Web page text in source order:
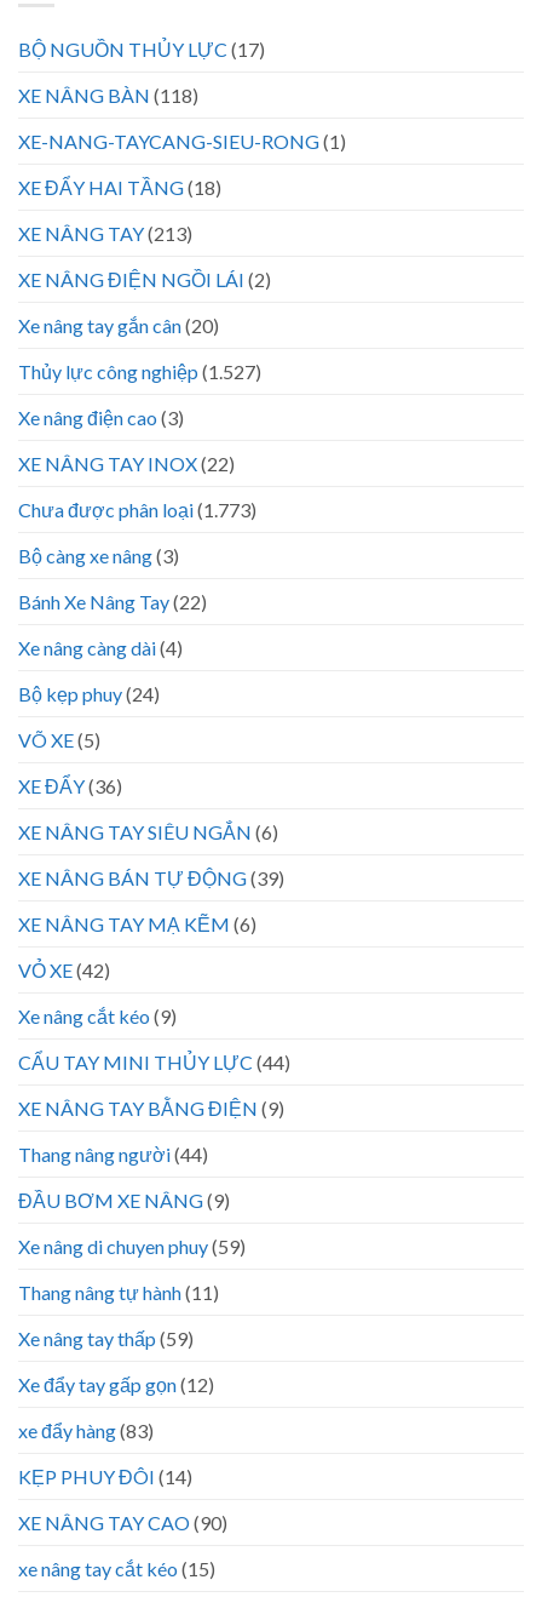
BỘ NGUỒN THỦY LỰC (17)
XE NÂNG BÀN (118)
XE-NANG-TAYCANG-SIEU-RONG(1)
XE ĐẨY HAI TẦNG(18)
XE NÂNG TAY(213)
XE NÂNG ĐIỆN NGỒI LÁI (2)
Xe nâng tay gắn cân(20)
Thủy lực công nghiệp (1.527)
Xe nâng điện cao (3)
XE NÂNG TAY INOX(22)
Chưa được phân loại(1.773)
Bộ càng xe nâng(3)
Bánh Xe Nâng Tay(22)
Xe nâng càng dài(4)
Bộ kẹp phuy(24)
VÕ XE(5)
XE ĐẨY(36)
XE NÂNG TAY SIÊU NGẮN (6)
XE NÂNG BÁN TỰ ĐỘNG(39)
XE NÂNG TAY MẠ KẼM (6)
VỎ XE(42)
Xe nâng cắt kéo (9)
CẨU TAY MINI THỦY LỰC (44)
XE NÂNG TAY BẰNG ĐIỆN (9)
Thang nâng người(44)
ĐẦU BƠM XE NÂNG(9)
Xe nâng di chuyen phuy(59)
Thang nâng tự hành(11)
Xe nâng tay thấp (59)
Xe đẩy tay gấp gọn(12)
xe đẩy hàng(83)
KẸP PHUY ĐÔI (14)
XE NÂNG TAY CAO(90)
xe nâng tay cắt kéo (15)